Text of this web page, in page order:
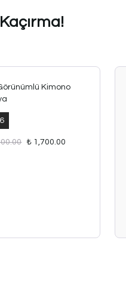
Kimono
₺ 1,700.00